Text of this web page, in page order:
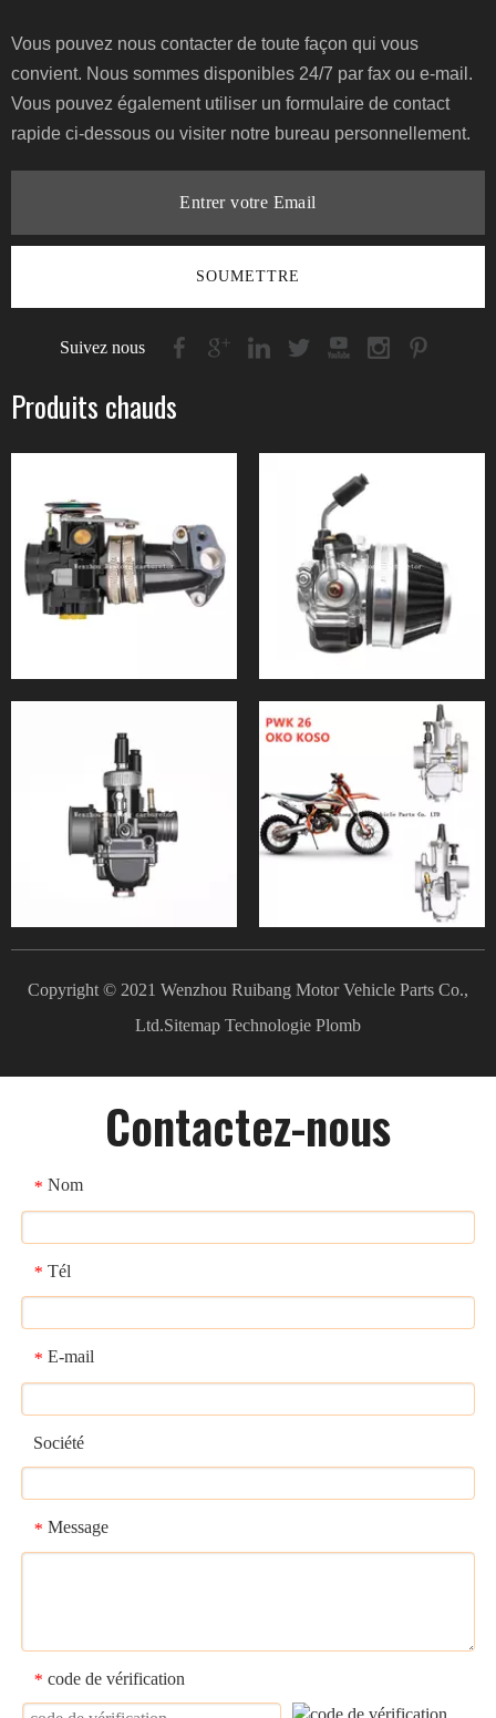
Vous pouvez nous contacter de toute façon qui vous
convient. Nous sommes disponibles 24/7 par fax ou e-mail.
Vous pouvez également utiliser un formulaire de contact
rapide ci-dessous ou visiter notre bureau personnellement.
SOUMETTRE
Suivez nous
Produits chauds
Copyright © 2021 Wenzhou Ruibang Motor Vehicle Parts Co.,
Ltd.Sitemap Technologie Plomb
Contactez-nous
* Nom
* Tél
* E-mail
Société
* Message
* code de vérification